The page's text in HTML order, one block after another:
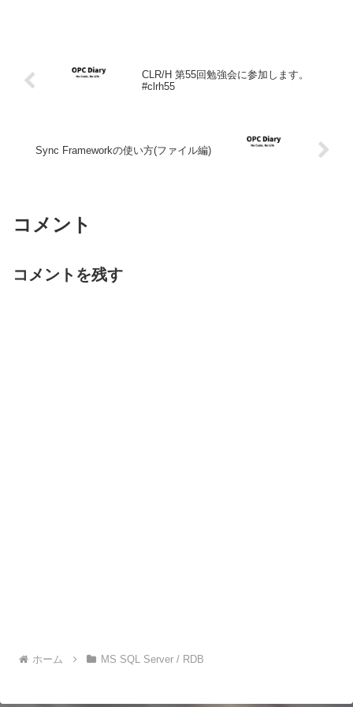
CLR/H 第55回勉強会に参加します。
#clrh55
Sync Frameworkの使い方(ファイル編)
コメント
コメントを残す
ホーム MS SQL Server / RDB